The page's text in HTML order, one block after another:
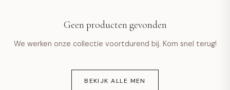
Geen producten gevonden
We werken onze collectie voortdurend bij. Kom snel terug!
BEKIJK ALLE MEN
Ma–vr · 9:00–18:00